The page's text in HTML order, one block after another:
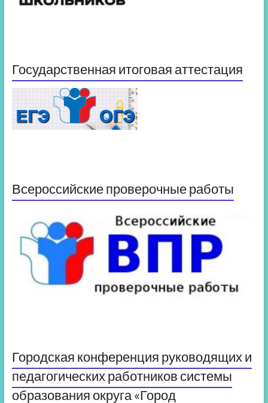
Государственная итоговая аттестация
Всероссийские проверочные работы
Городская конференция руководящих и
педагогических работников системы
образования округа «Город